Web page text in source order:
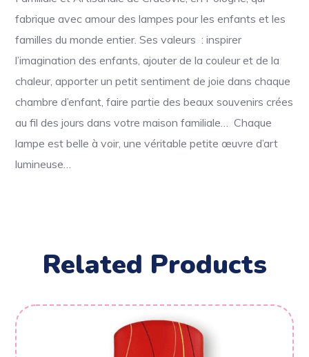
fabrique avec amour des lampes pour les enfants et les
familles du monde entier. Ses valeurs : inspirer
l’imagination des enfants, ajouter de la couleur et de la
chaleur, apporter un petit sentiment de joie dans chaque
chambre d’enfant, faire partie des beaux souvenirs crées
au fil des jours dans votre maison familiale… Chaque
lampe est belle à voir, une véritable petite œuvre d’art
lumineuse…
Related Products